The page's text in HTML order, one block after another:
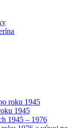
roku 1945
1945
1945 – 1976